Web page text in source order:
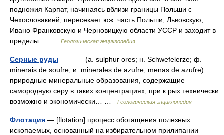
подножия Карпат, начинаясь вблизи границы Польши с
Чехословакией, пересекает юж. часть Польши, Львовскую,
Ивано Франковскую и Черновицкую области УССР и заходит в
пределы… …
Геологическая энциклопедия
Серные руды — (a. sulphur ores; н. Schwefelerze; ф.
minerais de soufre; и. minerales de azufre, menas de azufre)
природные минеральные образования, содержащие
самородную cepy в таких концентрациях, при к рых технически
возможно и экономически… …
Геологическая энциклопедия
Флотация — [flotation] процесс обогащения полезных
ископаемых, основанный на избирательном прилипании